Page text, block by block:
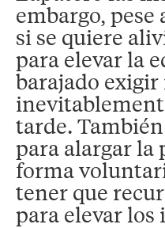
embargo, pese
si se quiere
para elevar la
barajado exigir
tarde.
para alargar la
forma
tener que
para elevar los